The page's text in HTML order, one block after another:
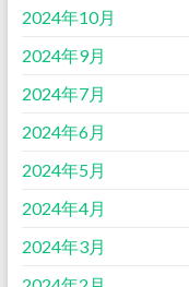
2024年10月
2024年9月
2024年7月
2024年6月
2024年5月
2024年4月
2024年3月